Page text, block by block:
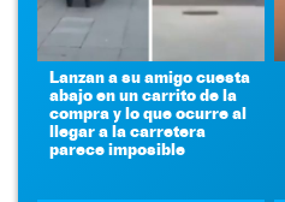
Lanzan a su amigo cuesta
abajo en un carrito de la
compra y lo que ocurre al
llegar a la carretera
parece imposible